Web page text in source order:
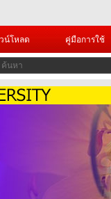
น์โหลด คู่มือการใช้